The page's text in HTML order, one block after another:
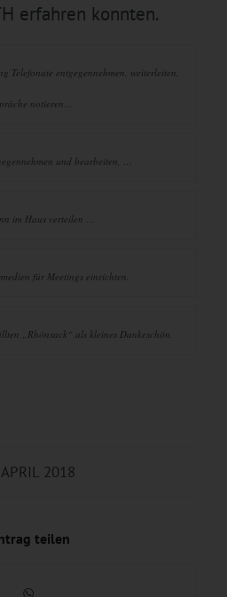
erfahren konnten.
Telefonate entgegennehmen, weiterleiten,
notieren…
und bearbeiten, …
im Haus verteilen …
für Meetings einrichten.
„Rhönsack“ als kleines Dankeschön.
2018
teilen